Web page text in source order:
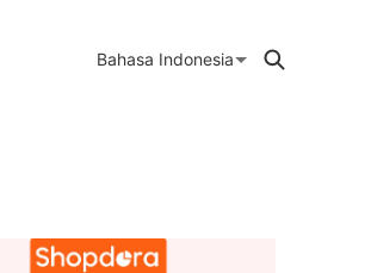
Bahasa Indonesia